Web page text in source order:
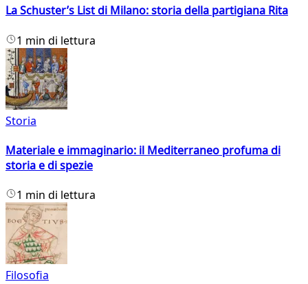
La Schuster’s List di Milano: storia della partigiana Rita
1 min di lettura
Storia
Materiale e immaginario: il Mediterraneo profuma di
storia e di spezie
1 min di lettura
Filosofia